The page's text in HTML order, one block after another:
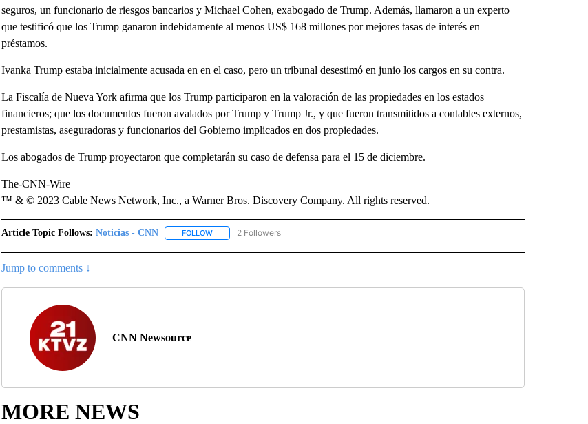
seguros, un funcionario de riesgos bancarios y Michael Cohen, exabogado de Trump. Además, llamaron a un experto
que testificó que los Trump ganaron indebidamente al menos US$ 168 millones por mejores tasas de interés en
préstamos.
Ivanka Trump estaba inicialmente acusada en en el caso, pero un tribunal desestimó en junio los cargos en su contra.
La Fiscalía de Nueva York afirma que los Trump participaron en la valoración de las propiedades en los estados
financieros; que los documentos fueron avalados por Trump y Trump Jr., y que fueron transmitidos a contables externos,
prestamistas, aseguradoras y funcionarios del Gobierno implicados en dos propiedades.
Los abogados de Trump proyectaron que completarán su caso de defensa para el 15 de diciembre.
The-CNN-Wire
™ & © 2023 Cable News Network, Inc., a Warner Bros. Discovery Company. All rights reserved.
Article Topic Follows: Noticias - CNN FOLLOWFOLLOW "NOTICIAS - CNN" TO RECEIVE NOTIFICATIONS ABOUT NEW PAGES ON "NOTICIAS - CNN".
2 Followers
Jump to comments ↓
CNN Newsource
MORE NEWS